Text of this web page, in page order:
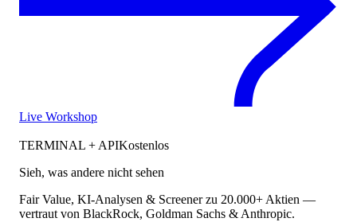
Live Workshop
TERMINAL + APIKostenlos
Sieh, was andere nicht sehen
Fair Value, KI-Analysen & Screener zu 20.000+ Aktien —
vertraut von BlackRock, Goldman Sachs & Anthropic.